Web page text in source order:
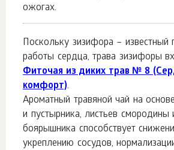
ожогах.
Поскольку зизифора –
работы сердца, трава зизифоры
Фиточая из диких трав № 8
комфорт).
Ароматный травяной чай на
и пустырника, листьев смородины
боярышника способствует
укреплению сосудов,